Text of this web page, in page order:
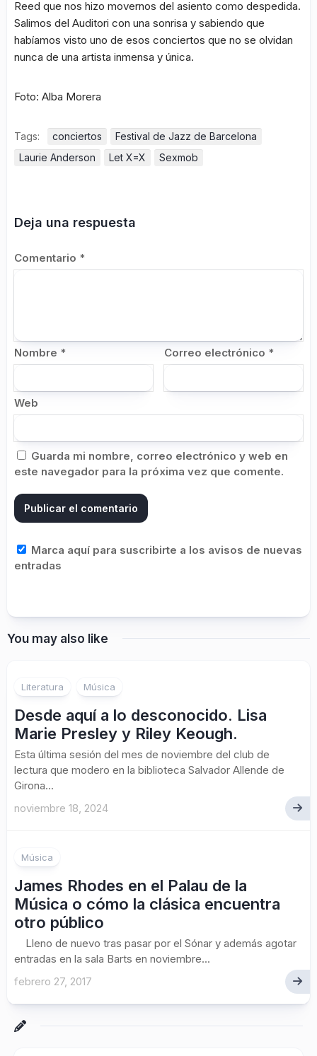
Reed que nos hizo movernos del asiento como despedida.
Salimos del Auditori con una sonrisa y sabiendo que
habíamos visto uno de esos conciertos que no se olvidan
nunca de una artista inmensa y única.
Foto: Alba Morera
Tags: conciertos
Festival de Jazz de Barcelona
Laurie Anderson
Let X=X Sexmob
Deja una respuesta
Comentario *
Nombre * Correo electrónico *
Web
Guarda mi nombre, correo electrónico y web en
este navegador para la próxima vez que comente.
Marca aquí para suscribirte a los avisos de nuevas
entradas
You may also like
Literatura Música
Desde aquí a lo desconocido. Lisa
Marie Presley y Riley Keough.
Esta última sesión del mes de noviembre del club de
lectura que modero en la biblioteca Salvador Allende de
Girona...
noviembre 18, 2024
Música
James Rhodes en el Palau de la
Música o cómo la clásica encuentra
otro público
Lleno de nuevo tras pasar por el Sónar y además agotar
entradas en la sala Barts en noviembre...
febrero 27, 2017